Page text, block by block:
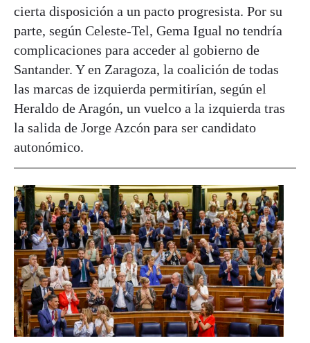
cierta disposición a un pacto progresista. Por su
parte, según Celeste-Tel, Gema Igual no tendría
complicaciones para acceder al gobierno de
Santander. Y en Zaragoza, la coalición de todas
las marcas de izquierda permitirían, según el
Heraldo de Aragón, un vuelco a la izquierda tras
la salida de Jorge Azcón para ser candidato
autonómico.